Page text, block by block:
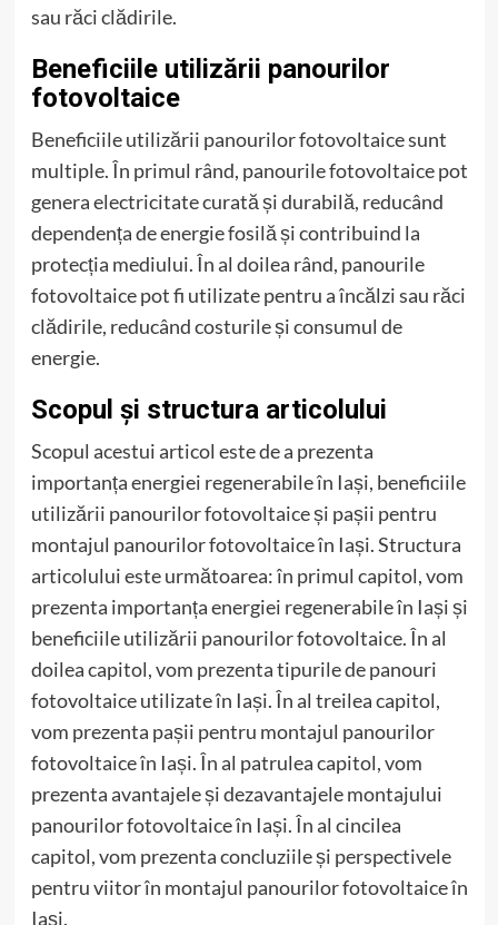
sau răci clădirile.
Beneficiile utilizării panourilor
fotovoltaice
Beneficiile utilizării panourilor fotovoltaice sunt
multiple. În primul rând, panourile fotovoltaice pot
genera electricitate curată și durabilă, reducând
dependența de energie fosilă și contribuind la
protecția mediului. În al doilea rând, panourile
fotovoltaice pot fi utilizate pentru a încălzi sau răci
clădirile, reducând costurile și consumul de
energie.
Scopul și structura articolului
Scopul acestui articol este de a prezenta
importanța energiei regenerabile în Iași, beneficiile
utilizării panourilor fotovoltaice și pașii pentru
montajul panourilor fotovoltaice în Iași. Structura
articolului este următoarea: în primul capitol, vom
prezenta importanța energiei regenerabile în Iași și
beneficiile utilizării panourilor fotovoltaice. În al
doilea capitol, vom prezenta tipurile de panouri
fotovoltaice utilizate în Iași. În al treilea capitol,
vom prezenta pașii pentru montajul panourilor
fotovoltaice în Iași. În al patrulea capitol, vom
prezenta avantajele și dezavantajele montajului
panourilor fotovoltaice în Iași. În al cincilea
capitol, vom prezenta concluziile și perspectivele
pentru viitor în montajul panourilor fotovoltaice în
Iași.